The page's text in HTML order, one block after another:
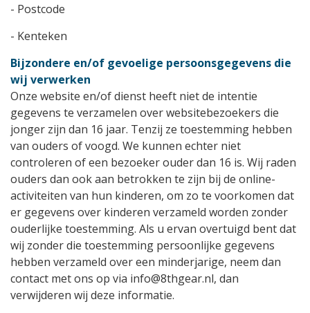
- Postcode
- Kenteken
Bijzondere en/of gevoelige persoonsgegevens die
wij verwerken
Onze website en/of dienst heeft niet de intentie
gegevens te verzamelen over websitebezoekers die
jonger zijn dan 16 jaar. Tenzij ze toestemming hebben
van ouders of voogd. We kunnen echter niet
controleren of een bezoeker ouder dan 16 is. Wij raden
ouders dan ook aan betrokken te zijn bij de online-
activiteiten van hun kinderen, om zo te voorkomen dat
er gegevens over kinderen verzameld worden zonder
ouderlijke toestemming. Als u ervan overtuigd bent dat
wij zonder die toestemming persoonlijke gegevens
hebben verzameld over een minderjarige, neem dan
contact met ons op via info@8thgear.nl, dan
verwijderen wij deze informatie.